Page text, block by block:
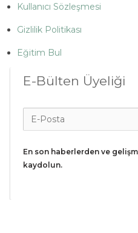
Kullanıcı Sözleşmesi
Gizlilik Politikası
Eğitim Bul
E-Bülten Üyeliği
En son haberlerden ve
kaydolun.